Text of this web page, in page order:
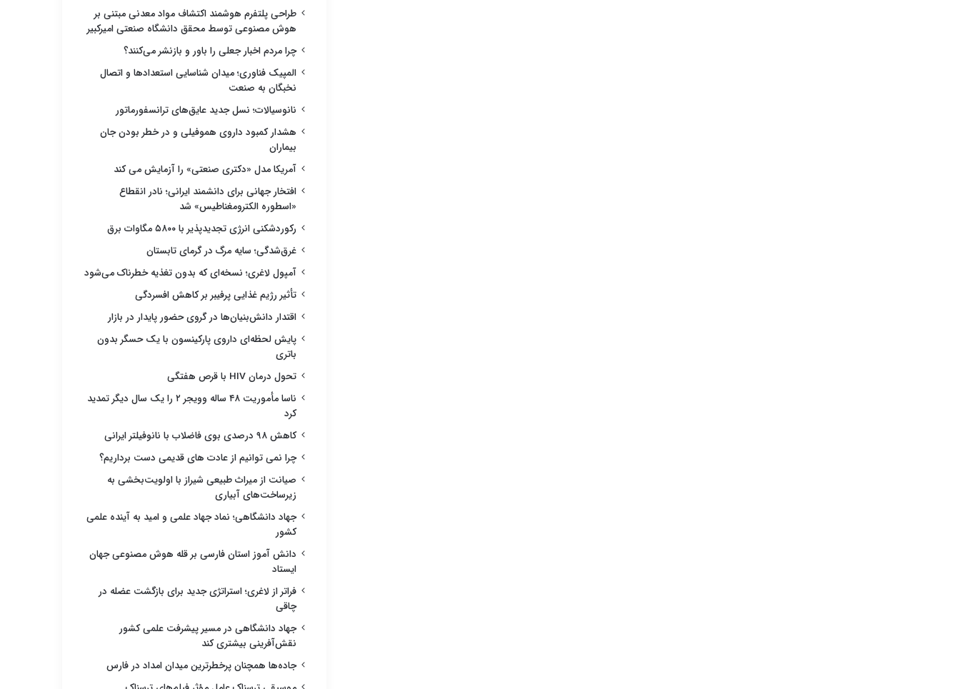
طراحی پلتفرم هوشمند اکتشاف مواد معدنی مبتنی بر
هوش مصنوعی توسط محقق دانشگاه صنعتی امیرکبیر
چرا مردم اخبار جعلی را باور و بازنشر می‌کنند؟
المپیک فناوری؛ میدان شناسایی استعدادها و اتصال
نخبگان به صنعت
نانوسیالات؛ نسل جدید عایق‌های ترانسفورماتور
هشدار کمبود داروی هموفیلی و در خطر بودن جان
بیماران
آمریکا مدل «دکتری صنعتی» را آزمایش می کند
افتخار جهانی برای دانشمند ایرانی؛ نادر انقطاع
«اسطوره الکترومغناطیس» شد
رکوردشکنی انرژی تجدیدپذیر با ۵۸۰۰ مگاوات برق
غرق‌شدگی؛ سایه مرگ در گرمای تابستان
آمپول لاغری؛ نسخه‌ای که بدون تغذیه خطرناک می‌شود
تأثیر رژیم غذایی پرفیبر بر کاهش افسردگی
اقتدار دانش‌بنیان‌ها در گروی حضور پایدار در بازار
پایش لحظه‌ای داروی پارکینسون با یک حسگر بدون
باتری
تحول درمان HIV با قرص هفتگی
ناسا مأموریت ۴۸ ساله وویجر ۲ را یک سال دیگر تمدید
کرد
کاهش ۹۸ درصدی بوی فاضلاب با نانوفیلتر ایرانی
چرا نمی توانیم از عادت های قدیمی دست برداریم؟
صیانت از میراث طبیعی شیراز با اولویت‌بخشی به
زیرساخت‌های آبیاری
جهاد دانشگاهی؛ نماد جهاد علمی و امید به آینده علمی
کشور
دانش آموز استان فارسی بر قله هوش مصنوعی جهان
ایستاد
فراتر از لاغری؛ استراتژی جدید برای بازگشت عضله در
چاقی
جهاد دانشگاهی در مسیر پیشرفت علمی کشور
نقش‌آفرینی بیشتری کند
جاده‌ها همچنان پرخطرترین میدان امداد در فارس